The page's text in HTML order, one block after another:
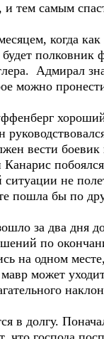
и тем самым
когда
Адмирал
можно
вести
Канарис
ситуации не
пошла бы по
за два дня
по
на одном
может
в долгу.